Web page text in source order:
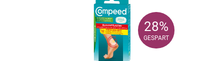
28%
GESPART
28%
GESPART